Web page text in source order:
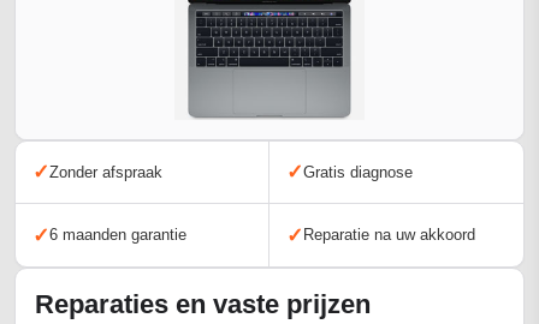
✓Zonder afspraak ✓Gratis diagnose
✓6 maanden garantie ✓ Reparatie na uw akkoord
Reparaties en vaste prijzen